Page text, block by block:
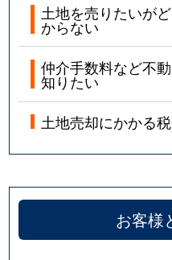
土地を売りたいが
からない
仲介手数料など不
知りたい
土地売却にかかる
お客様